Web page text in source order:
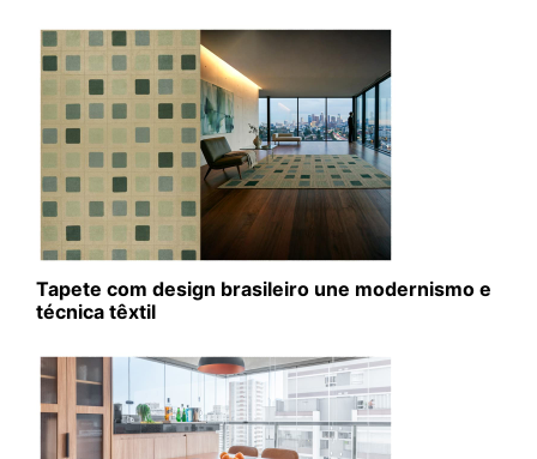
Tapete com design brasileiro une modernismo e
técnica têxtil